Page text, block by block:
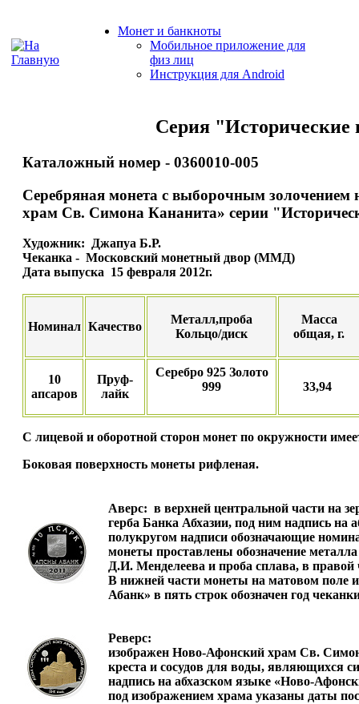
Монет и банкноты
Мобильное приложение для
физ лиц
Инструкция для Android
Серия "Исторические
Каталожный номер - 0360010-005
Серебряная монета с выборочным
храм Св. Симона Кананита» серии
Художник: Джапуа Б.Р.
Чеканка - Московский монетный двор (ММД)
Дата выпуска 15 февраля 2012г.
Номинал Качество
Металл,проба
Кольцо/диск
Масса
общая, г.
10
апсаров
Пруф-
лайк
Серебро 925 Золото
999
33,94
С лицевой и оборотной сторон монет по окружности
Боковая поверхность монеты рифленая.
Аверс: в верхней центральной части на
герба Банка Абхазии, под ним надпись
полукругом надписи обозначающие
монеты проставлены обозначение
Д.И. Менделеева и проба сплава, в
В нижней части монеты на матовом
Абанк» в пять строк обозначен год
Реверс:
изображен Ново-Афонский храм Св.
креста и сосудов для воды, являющихся
надпись на абхазском языке «Ново-
под изображением храма указаны даты